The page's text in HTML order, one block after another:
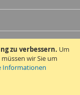
zu verbessern. Um
wir Sie um
Informationen